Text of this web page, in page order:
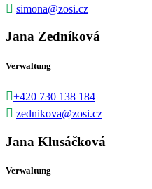
 simona@zosi.cz
Jana Zedníková
Verwaltung
+420 730 138 184
 zednikova@zosi.cz
Jana Klusáčková
Verwaltung